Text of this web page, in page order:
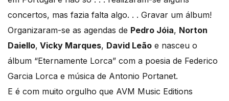
concertos, mas fazia falta algo. . . Gravar um álbum!
Organizaram-se as agendas de Pedro Jóia, Norton
Daiello, Vicky Marques, David Leão e nasceu o
álbum “Eternamente Lorca” com a poesia de Federico
Garcia Lorca e música de Antonio Portanet.
E é com muito orgulho que AVM Music Editions